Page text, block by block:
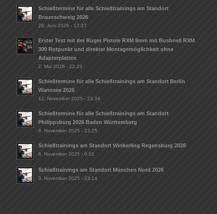
Schießtermine für alle Schießtrainings am Standort
Braunschweig 2026
29. Juni 2026 - 17:27
Erster Test mit der Ruger Pistole RXM 9mm mit Bushnell RXM
300 Rotpunkt und direkter Montagemöglichkeit ohne
Adapterplatten
2. Mai 2026 - 22:23
Schießtermine für alle Schießtrainings am Standort Berlin
Wannsee 2026
12. November 2025 - 23:34
Schießtermine für alle Schießtrainings am Standort
Philippsburg 2026 Baden Württemberg
6. November 2025 - 23:25
Schießtrainings am Standort Winkerling Regensburg 2026
6. November 2025 - 0:01
Schießtrainings am Standort München Nord 2026
3. November 2025 - 23:14